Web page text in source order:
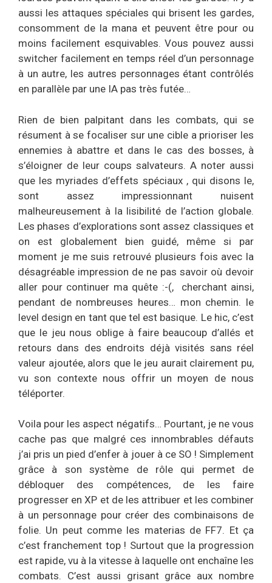
aussi les attaques spéciales qui brisent les gardes,
consomment de la mana et peuvent être pour ou
moins facilement esquivables. Vous pouvez aussi
switcher facilement en temps réel d’un personnage
à un autre, les autres personnages étant contrôlés
en parallèle par une IA pas très futée…
Rien de bien palpitant dans les combats, qui se
résument à se focaliser sur une cible a prioriser les
ennemies à abattre et dans le cas des bosses, à
s’éloigner de leur coups salvateurs. A noter aussi
que les myriades d’effets spéciaux , qui disons le,
sont assez impressionnant nuisent
malheureusement à la lisibilité de l’action globale.
Les phases d’explorations sont assez classiques et
on est globalement bien guidé, même si par
moment je me suis retrouvé plusieurs fois avec la
désagréable impression de ne pas savoir où devoir
aller pour continuer ma quête :-(, cherchant ainsi,
pendant de nombreuses heures… mon chemin. le
level design en tant que tel est basique. Le hic, c’est
que le jeu nous oblige à faire beaucoup d’allés et
retours dans des endroits déjà visités sans réel
valeur ajoutée, alors que le jeu aurait clairement pu,
vu son contexte nous offrir un moyen de nous
téléporter.
Voila pour les aspect négatifs… Pourtant, je ne vous
cache pas que malgré ces innombrables défauts
j’ai pris un pied d’enfer à jouer à ce SO ! Simplement
grâce à son système de rôle qui permet de
débloquer des compétences, de les faire
progresser en XP et de les attribuer et les combiner
à un personnage pour créer des combinaisons de
folie. Un peut comme les materias de FF7. Et ça
c’est franchement top ! Surtout que la progression
est rapide, vu à la vitesse à laquelle ont enchaîne les
combats. C’est aussi grisant grâce aux nombre